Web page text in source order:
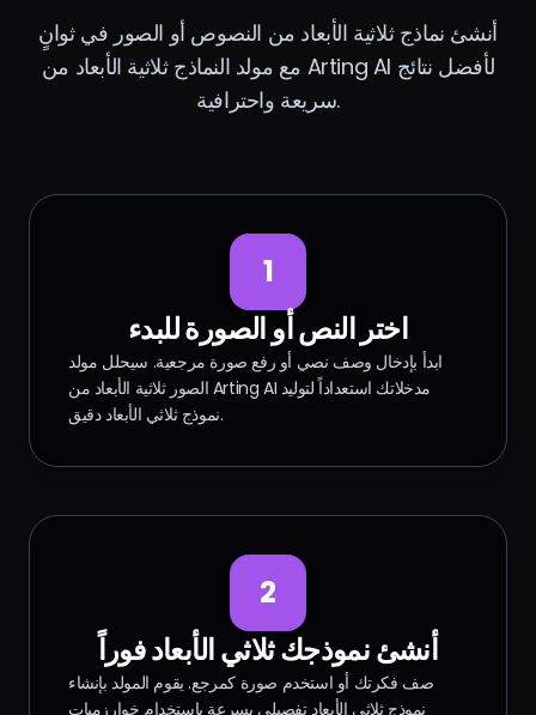
أنشئ نماذج ثلاثية الأبعاد من النصوص أو الصور في ثوانٍ
مع مولد النماذج ثلاثية الأبعاد من Arting AI لأفضل نتائج
سريعة واحترافية.
1
اختر النص أو الصورة للبدء
ابدأ بإدخال وصف نصي أو رفع صورة مرجعية. سيحلل مولد
الصور ثلاثية الأبعاد من Arting AI مدخلاتك استعداداً لتوليد
نموذج ثلاثي الأبعاد دقيق.
2
أنشئ نموذجك ثلاثي الأبعاد فوراً
صف فكرتك أو استخدم صورة كمرجع. يقوم المولد بإنشاء
نموذج ثلاثي الأبعاد تفصيلي بسرعة باستخدام خوارزميات